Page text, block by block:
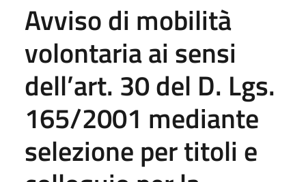
Avviso di mobilità
volontaria ai sensi
dell’art. 30 del D. Lgs.
165/2001 mediante
selezione per titoli e